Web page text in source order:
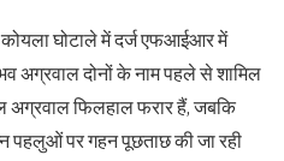
कोयला घोटाले में दर्ज एफआईआर में
अग्रवाल दोनों के नाम पहले से शामिल
अग्रवाल फिलहाल फरार हैं, जबकि
पहलुओं पर गहन पूछताछ की जा रही